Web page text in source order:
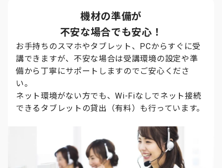
機材の準備が
不安な場合でも安心！
お手持ちのスマホやタブレット、PCからすぐに受
講できますが、不安な場合は受講環境の設定や準
備から丁寧にサポートしますのでご安心くださ
い。
ネット環境がない方でも、Wi-Fiなしでネット接続
できるタブレットの貸出（有料）も行っています。